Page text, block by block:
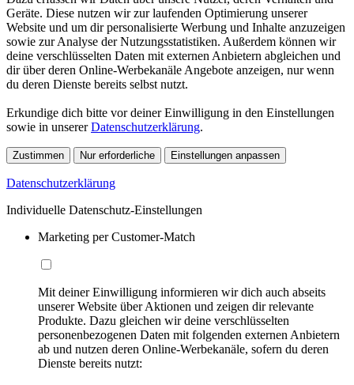
Geräte. Diese nutzen wir zur laufenden Optimierung unserer
Website und um dir personalisierte Werbung und Inhalte anzuzeigen
sowie zur Analyse der Nutzungsstatistiken. Außerdem können wir
deine verschlüsselten Daten mit externen Anbietern abgleichen und
dir über deren Online-Werbekanäle Angebote anzeigen, nur wenn
du deren Dienste bereits selbst nutzt.
Erkundige dich bitte vor deiner Einwilligung in den Einstellungen
sowie in unsererDatenschutzerklärung.
Zustimmen Nur erforderliche Einstellungen anpassen
Datenschutzerklärung
Individuelle Datenschutz-Einstellungen
Marketing per Customer-Match
Mit deiner Einwilligung informieren wir dich auch abseits
unserer Website über Aktionen und zeigen dir relevante
Produkte. Dazu gleichen wir deine verschlüsselten
personenbezogenen Daten mit folgenden externen Anbietern
ab und nutzen deren Online-Werbekanäle, sofern du deren
Dienste bereits nutzt: